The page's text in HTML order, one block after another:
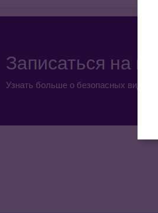
Записаться на
Узнать больше о безопасных видах